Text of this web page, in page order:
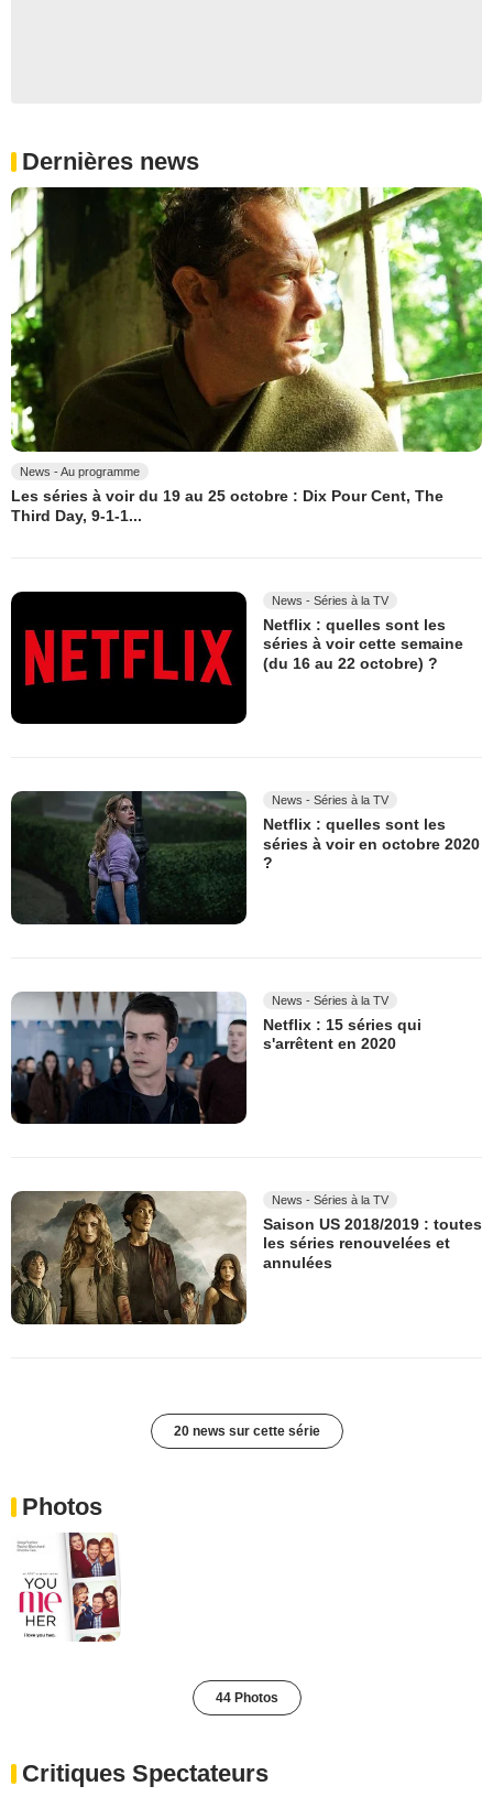
Dernières news
News - Au programme
Les séries à voir du 19 au 25 octobre : Dix Pour Cent, The
Third Day, 9-1-1...
News - Séries à la TV
Netflix : quelles sont les
séries à voir cette semaine
(du 16 au 22 octobre) ?
News - Séries à la TV
Netflix : quelles sont les
séries à voir en octobre 2020
?
News - Séries à la TV
Netflix : 15 séries qui
s'arrêtent en 2020
News - Séries à la TV
Saison US 2018/2019 : toutes
les séries renouvelées et
annulées
20 news sur cette série
Photos
44 Photos
Critiques Spectateurs